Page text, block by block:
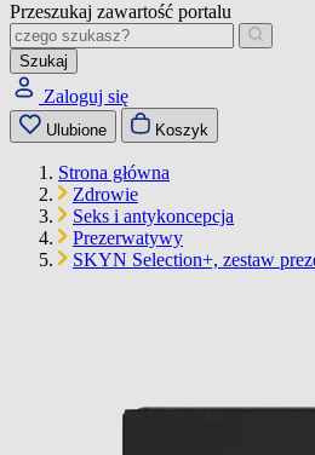
Przeszukaj zawartość portalu
Szukaj
Zaloguj się
Ulubione Koszyk
Strona główna
Zdrowie
Seks i antykoncepcja
Prezerwatywy
SKYN Selection+, zestaw